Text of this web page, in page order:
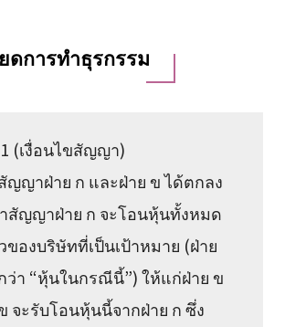
ดการทำธุรกรรม
(เงื่อนไขสัญญา)
ญญาฝ่าย ก และฝ่าย ข ได้ตกลง
สัญญาฝ่าย ก จะโอนหุ้นทั้งหมด
องบริษัทที่เป็นเป้าหมาย (ฝ่าย
ว่า “หุ้นในกรณีนี้”) ให้แก่ฝ่าย ข
จะรับโอนหุ้นนี้จากฝ่าย ก ซึ่ง